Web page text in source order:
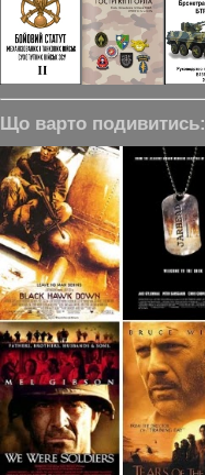
Що варто подивитись: